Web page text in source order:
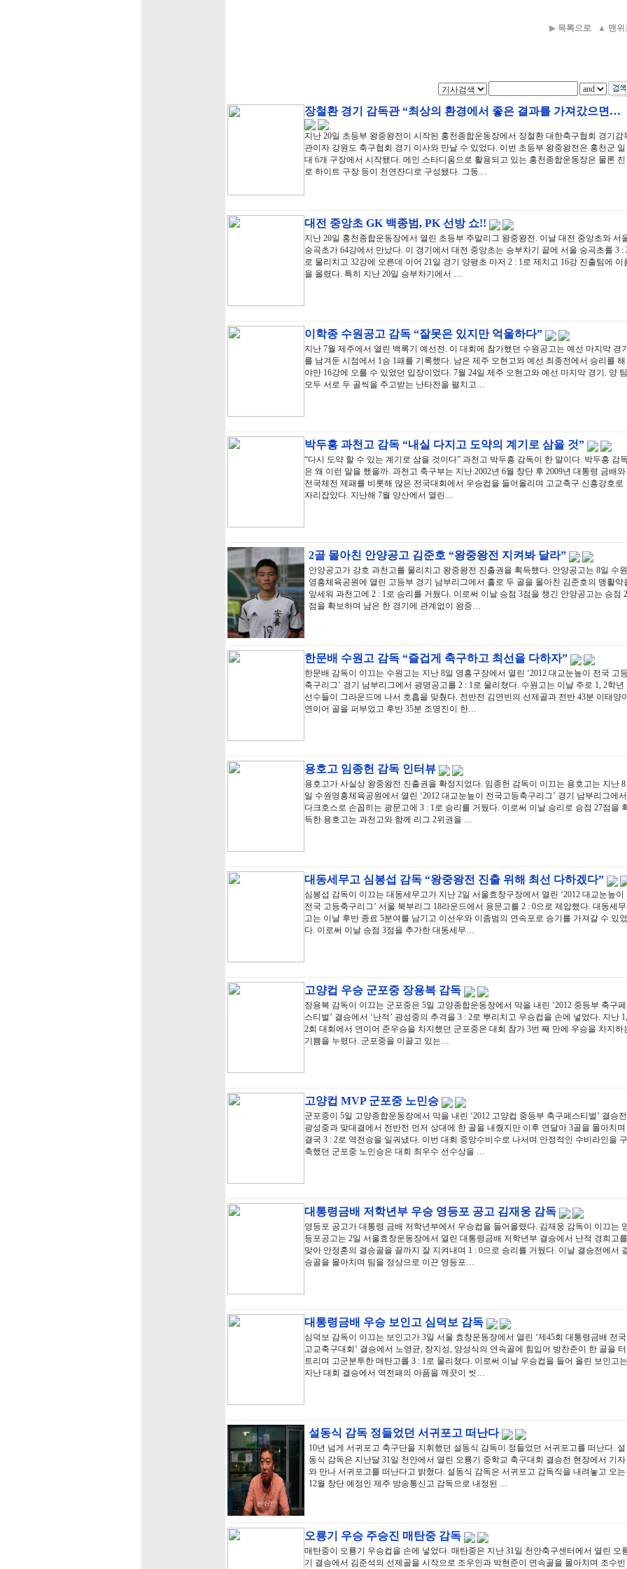
▶ 목록으로 ▲ 맨위
장철환 경기 감독관 “최상의 환경에서 좋은 결과를 가져갔으면…
지난 20일 초등부 왕중왕전이 시작된 홍천종합운동장에서 장철환 대한축구협회 경기감
관이자 강원도 축구협회 경기 이사와 만날 수 있었다. 이번 초등부 왕중왕전은 홍천군 일
대 6개 구장에서 시작됐다. 메인 스타디움으로 활용되고 있는 홍천종합운동장은 물론 진
로 하이트 구장 등이 천연잔디로 구성됐다. 그동…
대전 중앙초 GK 백종범, PK 선방 쇼!!
지난 20일 홍천종합운동장에서 열린 초등부 주말리그 왕중왕전. 이날 대전 중앙초와 서
숭곡초가 64강에서 만났다. 이 경기에서 대전 중앙초는 승부차기 끝에 서울 숭곡초를 3 :
로 물리치고 32강에 오른데 이어 21일 경기 양평초 마저 2 : 1로 제치고 16강 진출팀에 이
을 올렸다. 특히 지난 20일 승부차기에서 …
이학종 수원공고 감독 “잘못은 있지만 억울하다”
지난 7월 제주에서 열린 백록기 예선전. 이 대회에 참가했던 수원공고는 예선 마지막 경기
를 남겨둔 시점에서 1승 1패를 기록했다. 남은 제주 오현고와 예선 최종전에서 승리를 해
야만 16강에 오를 수 있었던 입장이었다. 7월 24일 제주 오현고와 예선 마지막 경기. 양 팀
모두 서로 두 골씩을 주고받는 난타전을 펼치고…
박두흥 과천고 감독 “내실 다지고 도약의 계기로 삼을 것”
“다시 도약 할 수 있는 계기로 삼을 것이다” 과천고 박두흥 감독이 한 말이다. 박두흥 감독
은 왜 이런 말을 했을까. 과천고 축구부는 지난 2002년 6월 창단 후 2009년 대통령 금배와
전국체전 제패를 비롯해 많은 전국대회에서 우승컵을 들어올리며 고교축구 신흥강호로
자리잡았다. 지난해 7월 양산에서 열린…
2골 몰아친 안양공고 김준호 “왕중왕전 지켜봐 달라”
안양공고가 강호 과천고를 물리치고 왕중왕전 진출권을 획득했다. 안양공고는 8일 수원
영흥체육공원에 열린 고등부 경기 남부리그에서 홀로 두 골을 몰아친 김준호의 맹활약
앞세워 과천고에 2 : 1로 승리를 거뒀다. 이로써 이날 승점 3점을 챙긴 안양공고는 승점
점을 확보하며 남은 한 경기에 관계없이 왕중…
한문배 수원고 감독 “즐겁게 축구하고 최선을 다하자”
한문배 감독이 이끄는 수원고는 지난 8일 영흥구장에서 열린 ‘2012 대교눈높이 전국 고등
축구리그’ 경기 남부리그에서 광명공고를 2 : 1로 물리쳤다. 수원고는 이날 주로 1, 2학년
선수들이 그라운드에 나서 호흡을 맞췄다. 전반전 김연빈의 선제골과 전반 43분 이태양이
연이어 골을 퍼부었고 후반 35분 조영진이 한…
용호고 임종헌 감독 인터뷰
용호고가 사실상 왕중왕전 진출권을 확정지었다. 임종헌 감독이 이끄는 용호고는 지난 8
일 수원영흥체육공원에서 열린 ‘2012 대교눈높이 전국고등축구리그’ 경기 남부리그에서
다크호스로 손꼽히는 광문고에 3 : 1로 승리를 거뒀다. 이로써 이날 승리로 승점 27점을
득한 용호고는 과천고와 함께 리그 2위권을 …
대동세무고 심봉섭 감독 “왕중왕전 진출 위해 최선 다하겠다”
심봉섭 감독이 이끄는 대동세무고가 지난 2일 서울효창구장에서 열린 ‘2012 대교눈높이
전국 고등축구리그’ 서울 북부리그 18라운드에서 용문고를 2 : 0으로 제압했다. 대동세무
고는 이날 후반 종료 5분여를 남기고 이선우와 이좀범의 연속포로 승기를 가져갈 수 있었
다. 이로써 이날 승점 3점을 추가한 대동세무…
고양컵 우승 군포중 장용복 감독
장용복 감독이 이끄는 군포중은 5일 고양종합운동장에서 막을 내린 ‘2012 중등부 축구페
스티벌’ 결승에서 ‘난적’ 광성중의 추격을 3 : 2로 뿌리치고 우승컵을 손에 넣었다. 지난 1,
2회 대회에서 연이어 준우승을 차지했던 군포중은 대회 참가 3번 째 만에 우승을 차지하
기쁨을 누렸다. 군포중을 이끌고 있는…
고양컵 MVP 군포중 노민승
군포중이 5일 고양종합운동장에서 막을 내린 ‘2012 고양컵 중등부 축구페스티벌’ 결승전
광성중과 맞대결에서 전반전 먼저 상대에 한 골을 내줬지만 이후 연달아 3골을 몰아치며
결국 3 : 2로 역전승을 일궈냈다. 이번 대회 중앙수비수로 나서며 안정적인 수비라인을 구
축했던 군포중 노민승은 대회 최우수 선수상을 …
대통령금배 저학년부 우승 영등포 공고 김재웅 감독
영등포 공고가 대통령 금배 저학년부에서 우승컵을 들어올렸다. 김재웅 감독이 이끄는
등포공고는 2일 서울효창운동장에서 열린 대통령금배 저학년부 결승에서 난적 경희고를
맞아 안정훈의 결승골을 끌까지 잘 지켜내며 1 : 0으로 승리를 거뒀다. 이날 결승전에서
승골을 몰아치며 팀을 정상으로 이끈 영등포…
대통령금배 우승 보인고 심덕보 감독
심덕보 감독이 이끄는 보인고가 3일 서울 효창운동장에서 열린 ‘제45회 대통령금배 전국
고교축구대회’ 결승에서 노영균, 장지성, 양성식의 연속골에 힘입어 방찬준이 한 골을 터
트리며 고군분투한 매탄고를 3 : 1로 물리쳤다. 이로써 이날 우승컵을 들어 올린 보인고는
지난 대회 결승에서 역전패의 아픔을 깨끗이 씻…
설동식 감독 정들었던 서귀포고 떠난다
10년 넘게 서귀포고 축구단을 지휘했던 설동식 감독이 정들었던 서귀포고를 떠난다. 설
동식 감독은 지난달 31일 천안에서 열린 오룡기 중학교 축구대회 결승전 현장에서 기자
와 만나 서귀포고를 떠난다고 밝혔다. 설동식 감독은 서귀포고 감독직을 내려놓고 오는
12월 창단 예정인 제주 방송통신고 감독으로 내정된 …
오룡기 우승 주승진 매탄중 감독
매탄중이 오룡기 우승컵을 손에 넣었다. 매탄중은 지난 31일 천안축구센터에서 열린 오
기 결승에서 김준석의 선제골을 시작으로 조우인과 박현준이 연속골을 몰아치며 조수빈